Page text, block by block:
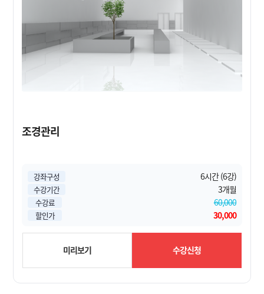
조경관리
강좌구성 6시간 (6강)
수강기간 3개월
수강료 60,000
할인가 30,000
미리보기 수강신청